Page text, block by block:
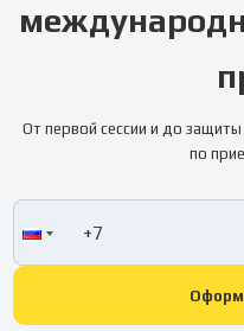
От первой сессии и до
по